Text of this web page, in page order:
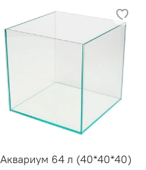
Аквариум 64 л (40*40*40)